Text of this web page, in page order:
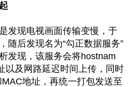
发现电视画面传输变慢，于
随后发现名为“勾正数据服务”
发现，该服务会将hostnam
以及网路延迟时间上传，同时
地址，再统一打包发送至